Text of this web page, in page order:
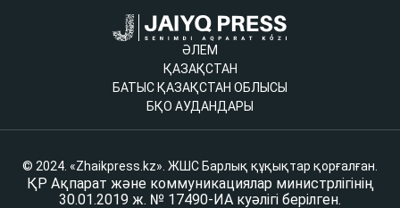
ӘЛЕМ
ҚАЗАҚСТАН
БАТЫС ҚАЗАҚСТАН ОБЛЫСЫ
БҚО АУДАНДАРЫ
© 2024. «Zhaikpress.kz». ЖШС Барлық құқықтар қорғалған.
ҚР Ақпарат және коммуникациялар министрлігінің
30.01.2019 ж. № 17490-ИА куәлігі берілген.